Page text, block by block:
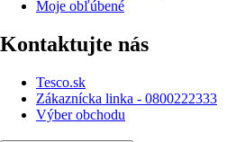
Moje obľúbené
Kontaktujte nás
Tesco.sk
Zákaznícka linka - 0800222333
Výber obchodu